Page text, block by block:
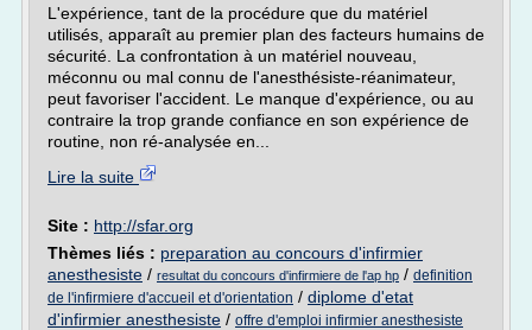
L'expérience, tant de la procédure que du matériel
utilisés, apparaît au premier plan des facteurs humains de
sécurité. La confrontation à un matériel nouveau,
méconnu ou mal connu de l'anesthésiste-réanimateur,
peut favoriser l'accident. Le manque d'expérience, ou au
contraire la trop grande confiance en son expérience de
routine, non ré-analysée en...
Lire la suite
Site : http://sfar.org
Thèmes liés : preparation au concours d'infirmier
anesthesiste / resultat du concours d'infirmiere de l'ap hp / definition
de l'infirmiere d'accueil et d'orientation / diplome d'etat
d'infirmier anesthesiste / offre d'emploi infirmier anesthesiste